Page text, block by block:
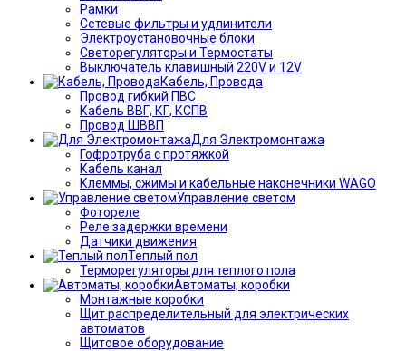
Рамки
Сетевые фильтры и удлинители
Электроустановочные блоки
Светорегуляторы и Термостаты
Выключатель клавишный 220V и 12V
Кабель, Провода
Провод гибкий ПВС
Кабель ВВГ, КГ, КСПВ
Провод ШВВП
Для Электромонтажа
Гофротруба с протяжкой
Кабель канал
Клеммы, сжимы и кабельные наконечники WAGO
Управление светом
Фотореле
Реле задержки времени
Датчики движения
Теплый пол
Терморегуляторы для теплого пола
Автоматы, коробки
Монтажные коробки
Щит распределительный для электрических
автоматов
Щитовое оборудование